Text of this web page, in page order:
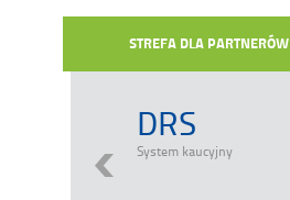
STREFA DLA PARTNERÓW
DRS
System kaucyjny